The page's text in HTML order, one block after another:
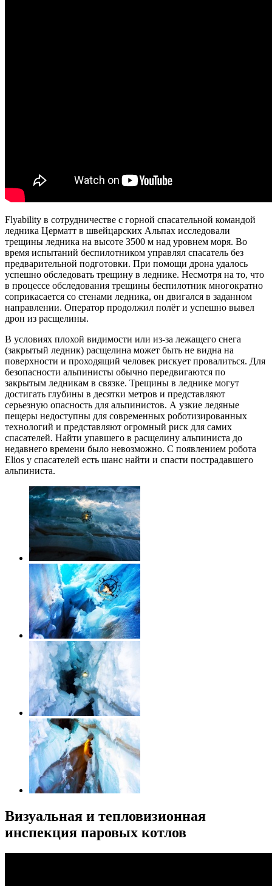
Flyability в сотрудничестве с горной спасательной командой
ледника Церматт в швейцарских Альпах исследовали
трещины ледника на высоте 3500 м над уровнем моря. Во
время испытаний беспилотником управлял спасатель без
предварительной подготовки. При помощи дрона удалось
успешно обследовать трещину в леднике. Несмотря на то, что
в процессе обследования трещины беспилотник многократно
соприкасается со стенами ледника, он двигался в заданном
направлении. Оператор продолжил полёт и успешно вывел
дрон из расщелины.
В условиях плохой видимости или из-за лежащего снега
(закрытый ледник) расщелина может быть не видна на
поверхности и проходящий человек рискует провалиться. Для
безопасности альпинисты обычно передвигаются по
закрытым ледникам в связке. Трещины в леднике могут
достигать глубины в десятки метров и представляют
серьезную опасность для альпинистов. А узкие ледяные
пещеры недоступны для современных роботизированных
технологий и представляют огромный риск для самих
спасателей. Найти упавшего в расщелину альпиниста до
недавнего времени было невозможно. С появлением робота
Elios у спасателей есть шанс найти и спасти пострадавшего
альпиниста.
Визуальная и тепловизионная
инспекция паровых котлов